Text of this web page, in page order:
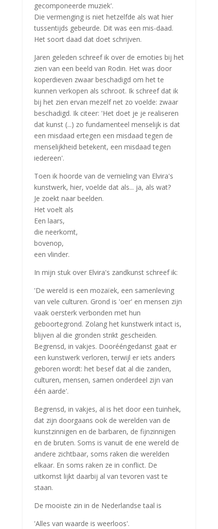
gecomponeerde muziek'.
Die vermenging is niet hetzelfde als wat hier
tussentijds gebeurde. Dit was een mis-daad.
Het soort daad dat doet schrijven.
Jaren geleden schreef ik over de emoties bij het
zien van een beeld van Rodin. Het was door
koperdieven zwaar beschadigd om het te
kunnen verkopen als schroot. Ik schreef dat ik
bij het zien ervan mezelf net zo voelde: zwaar
beschadigd. Ik citeer: 'Het doet je je realiseren
dat kunst (...) zo fundamenteel menselijk is dat
een misdaad ertegen een misdaad tegen de
menselijkheid betekent, een misdaad tegen
iedereen'.
Toen ik hoorde van de vernieling van Elvira's
kunstwerk, hier, voelde dat als... ja, als wat?
Je zoekt naar beelden.
Het voelt als
Een laars,
die neerkomt,
bovenop,
een vlinder.
In mijn stuk over Elvira's zandkunst schreef ik:
'De wereld is een mozaïek, een samenleving
van vele culturen. Grond is 'oer' en mensen zijn
vaak oersterk verbonden met hun
geboortegrond. Zolang het kunstwerk intact is,
blijven al die gronden strikt gescheiden.
Begrensd, in vakjes. Doorééngedanst gaat er
een kunstwerk verloren, terwijl er iets anders
geboren wordt: het besef dat al die zanden,
culturen, mensen, samen onderdeel zijn van
één aarde'.
Begrensd, in vakjes, al is het door een tuinhek,
dat zijn doorgaans ook de werelden van de
kunstzinnigen en de barbaren, de fijnzinnigen
en de bruten. Soms is vanuit de ene wereld de
andere zichtbaar, soms raken die werelden
elkaar. En soms raken ze in conflict. De
uitkomst lijkt daarbij al van tevoren vast te
staan.
De mooiste zin in de Nederlandse taal is
'Alles van waarde is weerloos'.